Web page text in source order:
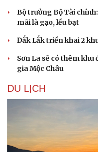
Bộ trưởng Bộ Tài
mãi là gạo, lều bạt
Đắk Lắk triển khai 2
Sơn La sẽ có thêm khu
gia Mộc Châu
DU LỊCH